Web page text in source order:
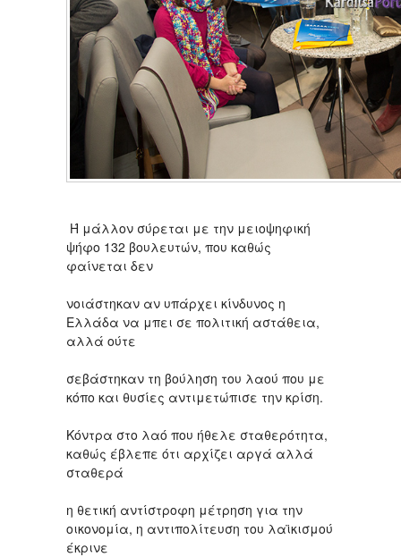
Ή μάλλον σύρεται με την μειοψηφική
ψήφο 132 βουλευτών, που καθώς
φαίνεται δεν
νοιάστηκαν αν υπάρχει κίνδυνος η
Ελλάδα να μπει σε πολιτική αστάθεια,
αλλά ούτε
σεβάστηκαν τη βούληση του λαού που με
κόπο και θυσίες αντιμετώπισε την κρίση.
Κόντρα στο λαό που ήθελε σταθερότητα,
καθώς έβλεπε ότι αρχίζει αργά αλλά
σταθερά
η θετική αντίστροφη μέτρηση για την
οικονομία, η αντιπολίτευση του λαϊκισμού
έκρινε